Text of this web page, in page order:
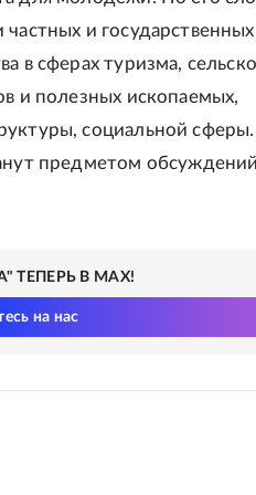
и государственных
в сферах туризма,
и полезных ископаемых,
социальной сферы.
предметом
ТЕПЕРЬ В MAX!
на нас